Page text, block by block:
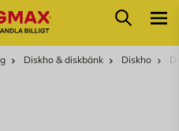
Sök
Diskho & diskbänk Diskho